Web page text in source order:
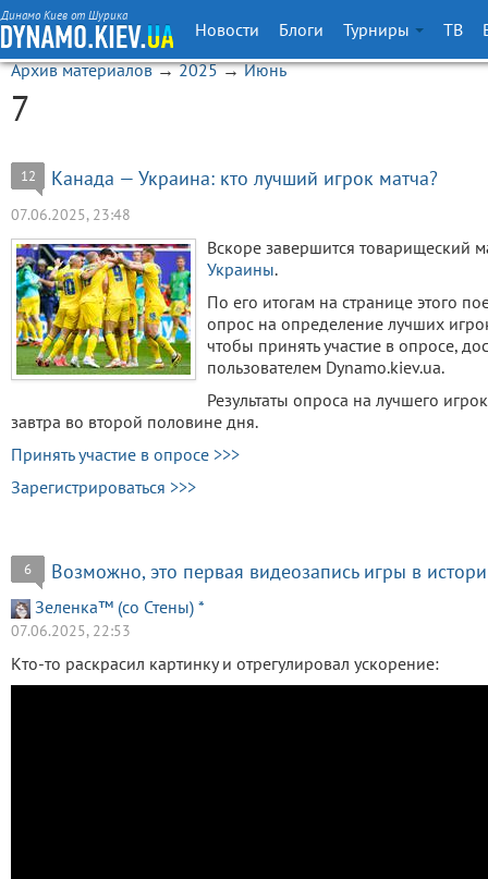
Динамо Киев от Шурика
Новости Блоги Турниры ТВ
Архив материалов→2025→Июнь
7
12 Канада — Украина: кто лучший игрок матча?
07.06.2025, 23:48
Вскоре завершится товарищеский
Украины.
По его итогам на странице этого
опрос на определение лучших
чтобы принять участие в опросе,
пользователем Dynamo.kiev.ua.
Результаты опроса на лучшего
завтра во второй половине дня.
Принять участие в опросе >>>
Зарегистрироваться >>>
6 Возможно, это первая видеозапись игры в
Зеленка™ (со Стены) *
07.06.2025, 22:53
Кто-то раскрасил картинку и отрегулировал ускорение: